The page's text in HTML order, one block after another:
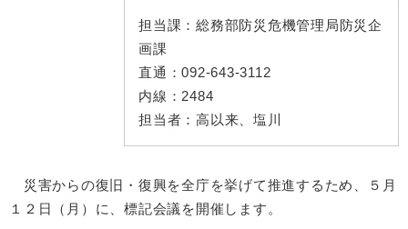
担当課： 総務部防災危機管理局防災企
画課
直通：092-643-3112
内線： 2484
担当者： 高以来、塩川
災害からの復旧・復興を全庁を挙げて推進するため、５月
１２日（月）に、標記会議を開催します。